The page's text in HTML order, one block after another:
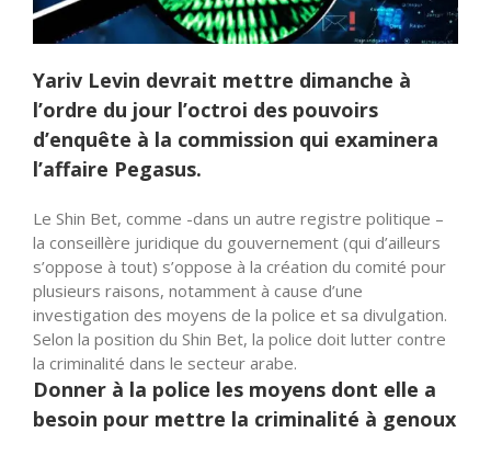
Yariv Levin devrait mettre dimanche à
l’ordre du jour l’octroi des pouvoirs
d’enquête à la commission qui examinera
l’affaire Pegasus.
Le Shin Bet, comme -dans un autre registre politique –
la conseillère juridique du gouvernement (qui d’ailleurs
s’oppose à tout) s’oppose à la création du comité pour
plusieurs raisons, notamment à cause d’une
investigation des moyens de la police et sa divulgation.
Selon la position du Shin Bet, la police doit lutter contre
la criminalité dans le secteur arabe.
Donner à la police les moyens dont elle a
besoin pour mettre la criminalité à genoux